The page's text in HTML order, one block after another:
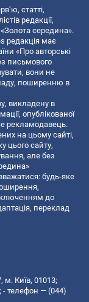
статті,
редакції,
середина».
редакція має
«Про авторські
письмового
вони не
поширенню в
викладену в
опублікованої
рекламодавець.
на цьому сайті,
цього сайту,
але без
будь-яке
до
переклад
м. Київ, 01013;
; - телефон — (044)